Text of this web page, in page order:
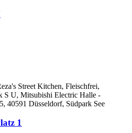
Street Kitchen, Fleischfrei,
S U, Mitsubishi Electric Halle -
40591 Düsseldorf, Südpark See
1